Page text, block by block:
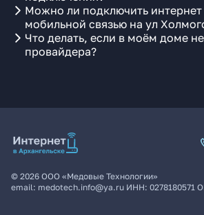
Можно ли подключить интернет
мобильной связью на ул
Что делать, если в моём доме
провайдера?
© 2026 ООО «Медовые Технологии»
email: medotech.info@ya.ru ИНН: 0278180571